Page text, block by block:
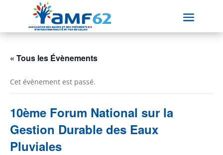
« Tous les Évènements
Cet évènement est passé.
10ème Forum National sur la
Gestion Durable des Eaux
Pluviales